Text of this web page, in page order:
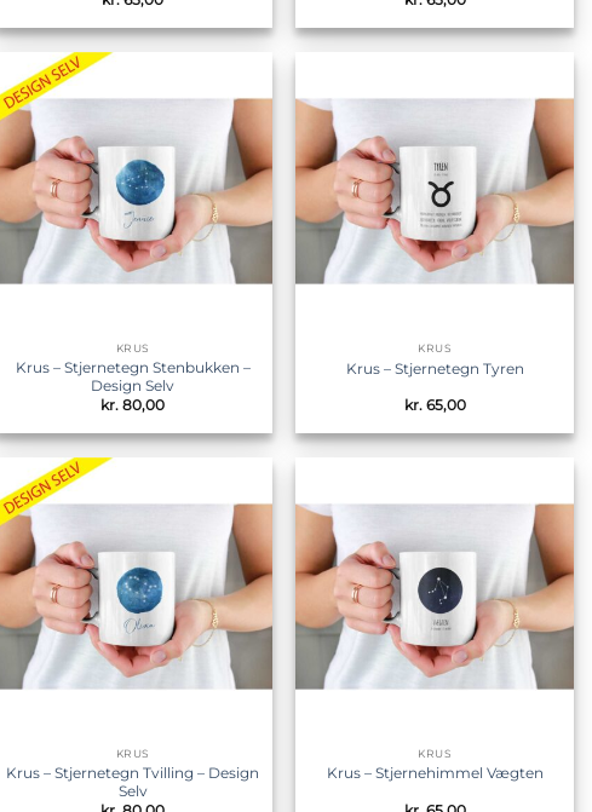
Tilføj til
ønskeliste
KRUS
Krus – Stjernetegn Stenbukken –
Design Selv
kr. 80,00
Tilføj til
ønskeliste
KRUS
Krus – Stjernetegn Tyren
kr.65,00
Tilføj til
ønskeliste
KRUS
Krus – Stjernetegn Tvilling – Design
Selv
Tilføj til
ønskeliste
KRUS
Krus – Stjernehimmel Vægten